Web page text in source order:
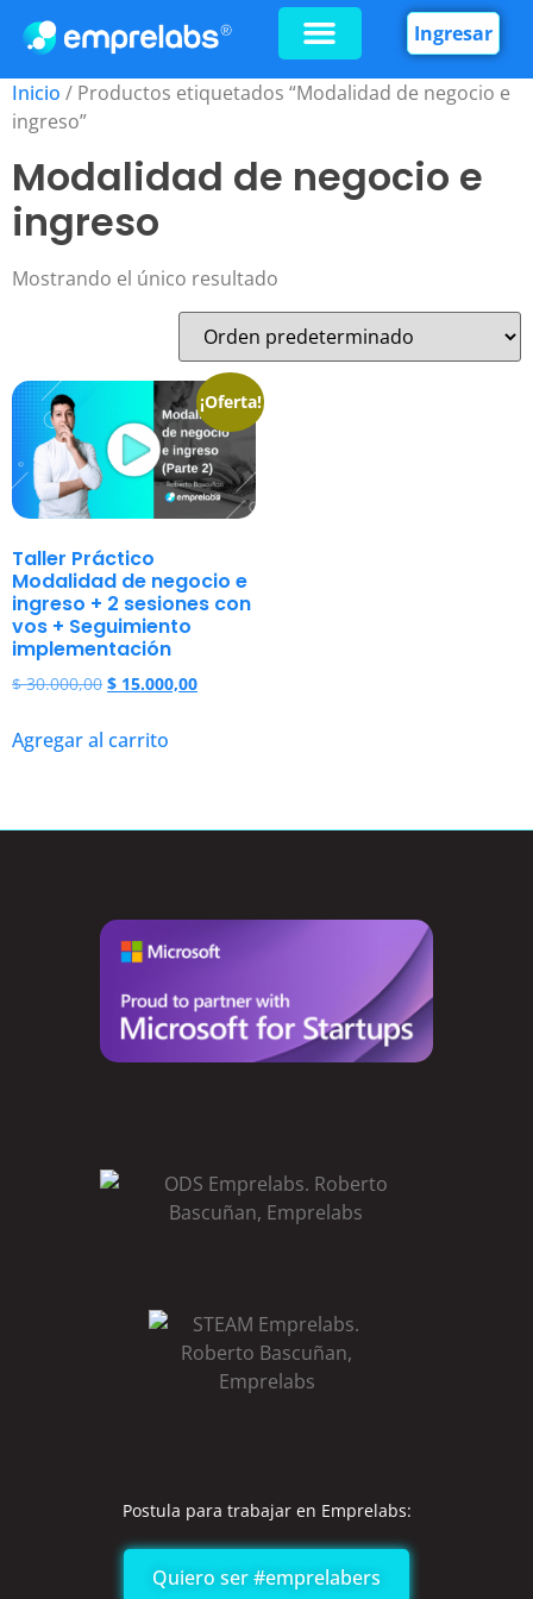
Ingresar
Inicio / Productos etiquetados “Modalidad de negocio e
ingreso”
Modalidad de negocio e
ingreso
Mostrando el único resultado
¡Oferta!
Taller Práctico
Modalidad de negocio e
ingreso + 2 sesiones con
vos + Seguimiento
implementación
$30.000,00 $ 15.000,00
Agregar al carrito
Postula para trabajar en Emprelabs:
Quiero ser #emprelabers